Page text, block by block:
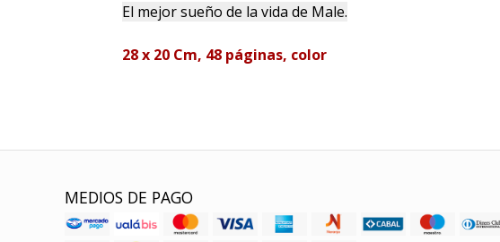
El mejor sueño de la vida de Male.
28 x 20 Cm, 48 páginas, color
MEDIOS DE PAGO